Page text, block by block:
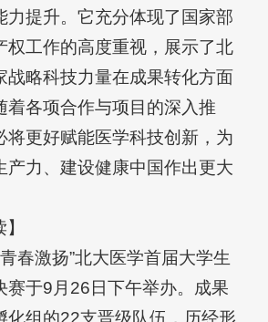
力提升。它充分体现了国家部
权工作的高度重视，展示了北
战略科技力量在成果转化方面
着各项合作与项目的深入推
将更好赋能医学科技创新，为
产力、建设健康中国作出更大
春激扬”北大医学首届大学生
赛于9月26日下午举办。成果
化组的22支晋级队伍，历经形